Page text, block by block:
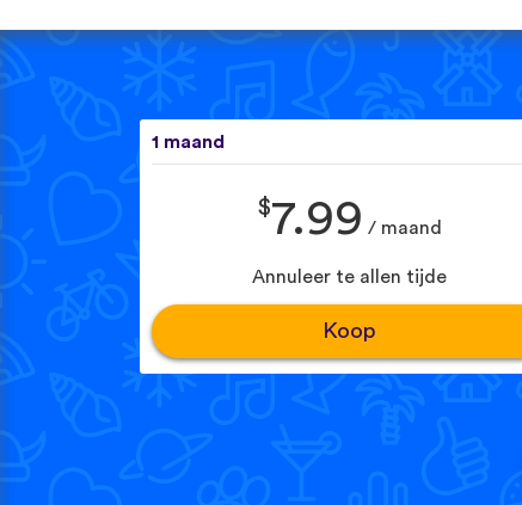
1 maand
$7.99 / maand
Annuleer te allen tijde
Koop